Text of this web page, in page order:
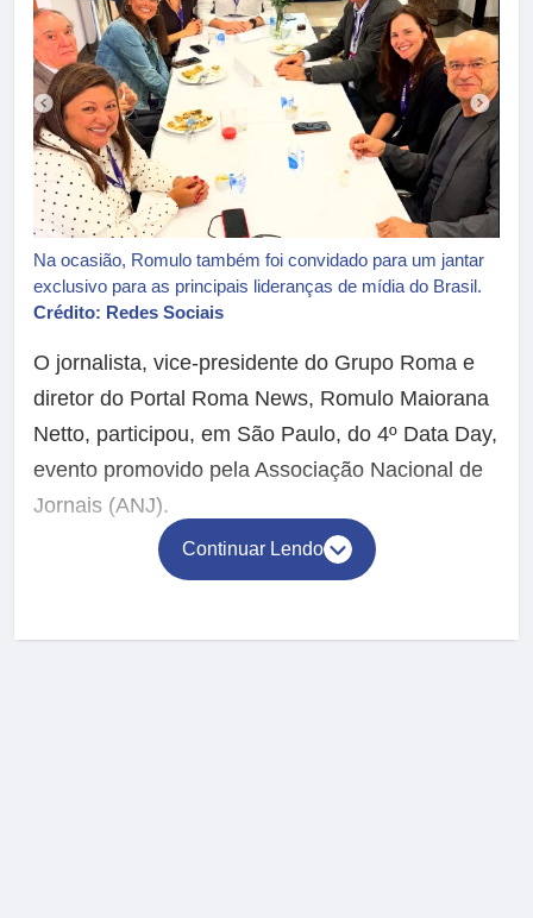
Na ocasião, Romulo também foi convidado para um jantar
exclusivo para as principais lideranças de mídia do Brasil.
Crédito: Redes Sociais
O jornalista, vice-presidente do Grupo Roma e
diretor do Portal Roma News, Romulo Maiorana
Netto, participou, em São Paulo, do 4º Data Day,
evento promovido pela Associação Nacional de
Jornais (ANJ).
Continuar Lendo